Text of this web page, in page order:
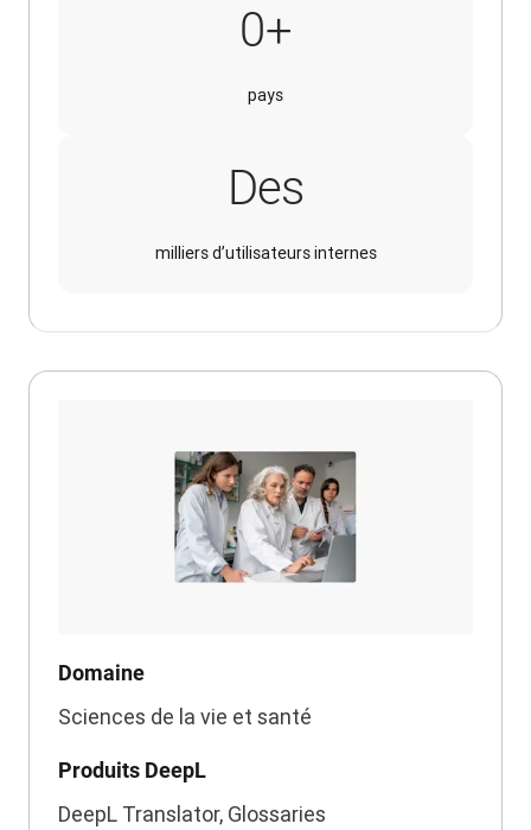
0+10+
pays
Des
milliers d’utilisateurs internes
Domaine
Sciences de la vie et santé
Produits DeepL
DeepL Translator, Glossaries